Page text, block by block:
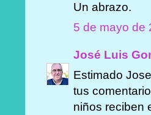
Un abrazo.
5 de mayo de
José Luis
Estimado
tus
niños reciben